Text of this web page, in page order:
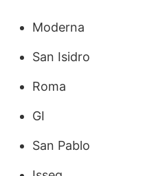
Moderna
San Isidro
Roma
GI
San Pablo